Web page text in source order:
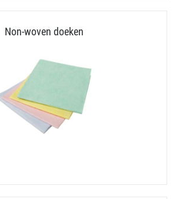
Non-woven doeken